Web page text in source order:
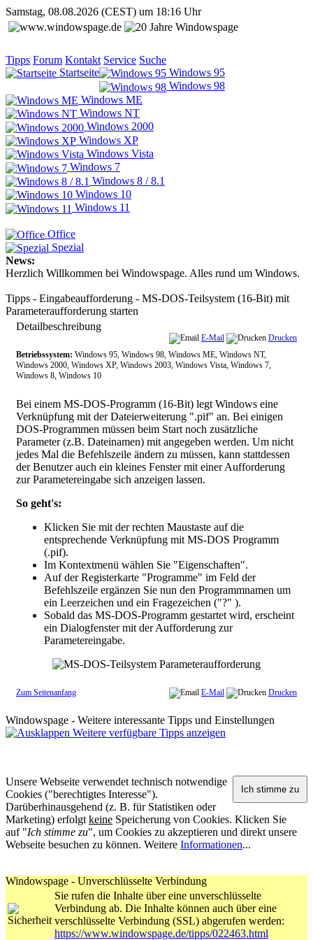
Samstag, 08.08.2026 (CEST) um 18:16 Uhr
Tipps Forum Kontakt Service Suche
Startseite
Windows 95
Windows 98
Windows ME
Windows NT
Windows 2000
Windows XP
Windows Vista
Windows 7
Windows 8 / 8.1
Windows 10
Windows 11
Office
Spezial
News:
Herzlich Willkommen bei Windowspage. Alles rund um Windows.
Tipps - Eingabeaufforderung - MS-DOS-Teilsystem (16-Bit) mit
Parameteraufforderung starten
Detailbeschreibung
E-Mail
Drucken
Betriebssystem: Windows 95, Windows 98, Windows ME, Windows NT,
Windows 2000, Windows XP, Windows 2003, Windows Vista, Windows 7,
Windows 8, Windows 10
Bei einem MS-DOS-Programm (16-Bit) legt Windows eine
Verknüpfung mit der Dateierweiterung ".pif" an. Bei einigen
DOS-Programmen müssen beim Start noch zusätzliche
Parameter (z.B. Dateinamen) mit angegeben werden. Um nicht
jedes Mal die Befehlszeile ändern zu müssen, kann stattdessen
der Benutzer auch ein kleines Fenster mit einer Aufforderung
zur Parametereingabe sich anzeigen lassen.
So geht's:
Klicken Sie mit der rechten Maustaste auf die
entsprechende Verknüpfung mit MS-DOS Programm
(.pif).
Im Kontextmenü wählen Sie "Eigenschaften".
Auf der Registerkarte "Programme" im Feld der
Befehlszeile ergänzen Sie nun den Programmnamen um
ein Leerzeichen und ein Fragezeichen ("?" ).
Sobald das MS-DOS-Programm gestartet wird, erscheint
ein Dialogfenster mit der Aufforderung zur
Parametereingabe.
Zum Seitenanfang E-Mail Drucken
Windowspage - Weitere interessante Tipps und Einstellungen
Weitere verfügbare Tipps anzeigen
Unsere Webseite verwendet technisch notwendige
Cookies ("berechtigtes Interesse").
Darüberhinausgehend (z. B. für Statistiken oder
Marketing) erfolgt keine Speicherung von Cookies. Klicken Sie
auf "Ich stimme zu", um Cookies zu akzeptieren und direkt unsere
Webseite besuchen zu können. Weitere Informationen...
Windowspage - Unverschlüsselte Verbindung
Sie rufen die Inhalte über eine unverschlüsselte
Verbindung ab. Die Inhalte können auch über eine
verschlüsselte Verbindung (SSL) abgerufen werden:
https://www.windowspage.de/tipps/022463.html